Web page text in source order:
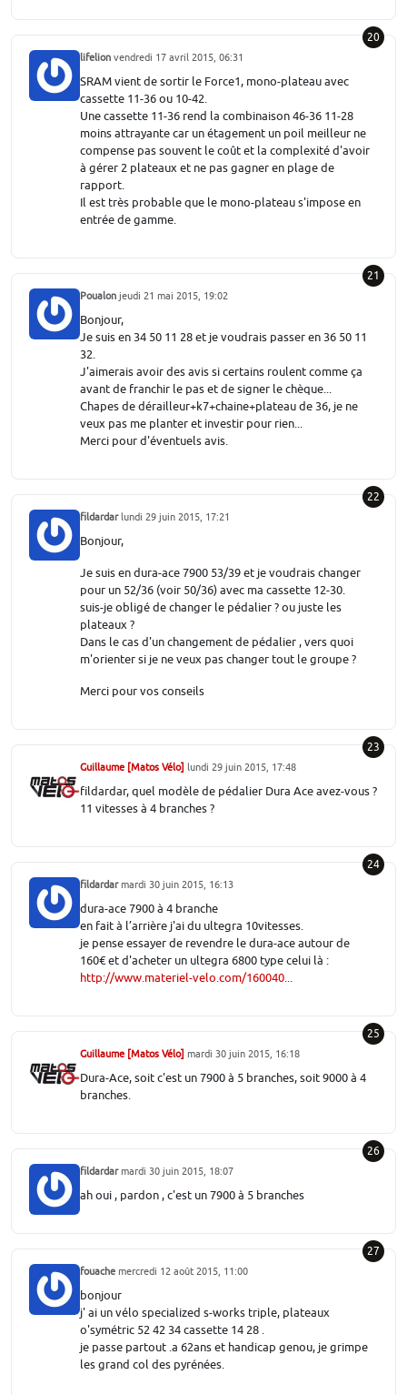
20
lifelion vendredi 17 avril 2015, 06:31
SRAM vient de sortir le Force1, mono-plateau avec
cassette 11-36 ou 10-42.
Une cassette 11-36 rend la combinaison 46-36 11-28
moins attrayante car un étagement un poil meilleur ne
compense pas souvent le coût et la complexité d'avoir
à gérer 2 plateaux et ne pas gagner en plage de
rapport.
Il est très probable que le mono-plateau s'impose en
entrée de gamme.
21
Poualon jeudi 21 mai 2015, 19:02
Bonjour,
Je suis en 34 50 11 28 et je voudrais passer en 36 50 11
32.
J'aimerais avoir des avis si certains roulent comme ça
avant de franchir le pas et de signer le chèque...
Chapes de dérailleur+k7+chaine+plateau de 36, je ne
veux pas me planter et investir pour rien...
Merci pour d'éventuels avis.
22
fildardarlundi 29 juin 2015, 17:21
Bonjour,
Je suis en dura-ace 7900 53/39 et je voudrais changer
pour un 52/36 (voir 50/36) avec ma cassette 12-30.
suis-je obligé de changer le pédalier ? ou juste les
plateaux ?
Dans le cas d'un changement de pédalier , vers quoi
m'orienter si je ne veux pas changer tout le groupe ?
Merci pour vos conseils
23
Guillaume [Matos Vélo] lundi 29 juin 2015, 17:48
fildardar, quel modèle de pédalier Dura Ace avez-vous ?
11 vitesses à 4 branches ?
24
fildardarmardi 30 juin 2015, 16:13
dura-ace 7900 à 4 branche
en fait à l’arrière j'ai du ultegra 10vitesses.
je pense essayer de revendre le dura-ace autour de
160€ et d'acheter un ultegra 6800 type celui là :
http://www.materiel-velo.com/160040...
25
Guillaume [Matos Vélo] mardi 30 juin 2015, 16:18
Dura-Ace, soit c'est un 7900 à 5 branches, soit 9000 à 4
branches.
26
fildardarmardi 30 juin 2015, 18:07
ah oui , pardon , c'est un 7900 à 5 branches
27
fouache mercredi 12 août 2015, 11:00
bonjour
j' ai un vélo specialized s-works triple, plateaux
o'symétric 52 42 34 cassette 14 28 .
je passe partout .a 62ans et handicap genou, je grimpe
les grand col des pyrénées.